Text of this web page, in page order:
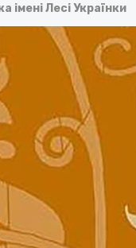
імені Лесі Українки